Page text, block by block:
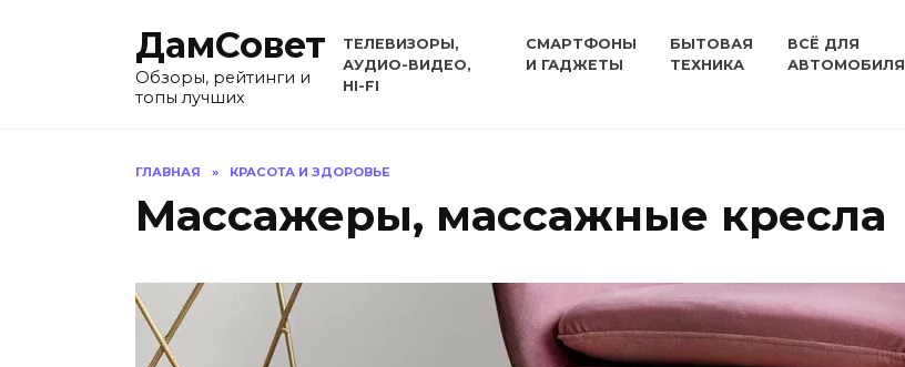
ДамСовет
Обзоры, рейтинги и
топы лучших
ТЕЛЕВИЗОРЫ,
АУДИО-ВИДЕО,
HI-FI
СМАРТФОНЫ
И ГАДЖЕТЫ
БЫТОВАЯ
ТЕХНИКА
ВСЁ ДЛЯ
АВТОМОБИЛЯ
ГЛАВНАЯ » КРАСОТА И ЗДОРОВЬЕ
Массажеры, массажные кресла